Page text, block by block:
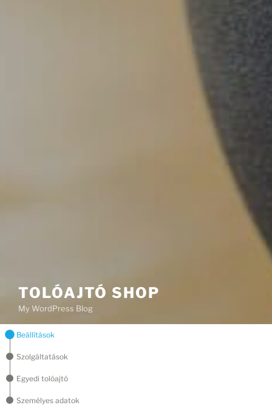
TOLÓAJTÓ SHOP
My WordPress Blog
Beállítások
Szolgáltatások
Egyedi tolóajtó
Személyes adatok